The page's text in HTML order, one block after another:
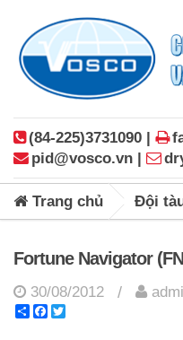
(84-225)3731090 |
pid@vosco.vn |
Trang chủ Đội
Fortune Navigator
30/08/2012 /
ShareFacebook